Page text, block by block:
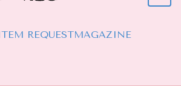
REQUESTMAGAZINE